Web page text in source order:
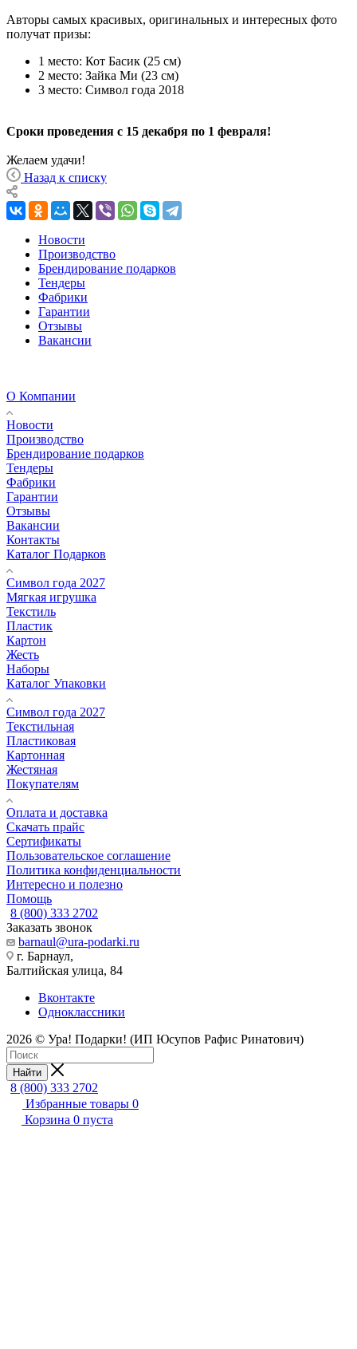
Авторы самых красивых, оригинальных и интересных фото
получат призы:
1 место: Кот Басик (25 см)
2 место: Зайка Ми (23 см)
3 место: Символ года 2018
Сроки проведения с 15 декабря по 1 февраля!
Желаем удачи!
Назад к списку
Новости
Производство
Брендирование подарков
Тендеры
Фабрики
Гарантии
Отзывы
Вакансии
О Компании
Новости
Производство
Брендирование подарков
Тендеры
Фабрики
Гарантии
Отзывы
Вакансии
Контакты
Каталог Подарков
Символ года 2027
Мягкая игрушка
Текстиль
Пластик
Картон
Жесть
Наборы
Каталог Упаковки
Символ года 2027
Текстильная
Пластиковая
Картонная
Жестяная
Покупателям
Оплата и доставка
Скачать прайс
Сертификаты
Пользовательское соглашение
Политика конфиденциальности
Интересно и полезно
Помощь
8 (800) 333 2702
Заказать звонок
barnaul@ura-podarki.ru
г. Барнаул,
Балтийская улица, 84
Вконтакте
Одноклассники
2026 © Ура! Подарки! (ИП Юсупов Рафис Ринатович)
Найти
8 (800) 333 2702
Избранные товары 0
Корзина 0 пуста